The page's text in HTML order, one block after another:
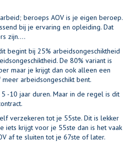
beroeps AOV is je eigen beroep.
bij je ervaring en opleiding. Dat
zijn….
begint bij 25% arbeidsongeschiktheid
De 80% variant is
maar je krijgt dan ook alleen een
arbeidsongeschikt bent.
-10 jaar duren. Maar in de regel is dit
verzekeren tot je 55ste. Dit is lekker
iets krijgt voor je 55ste dan is het vaak
af te sluiten tot je 67ste of later.